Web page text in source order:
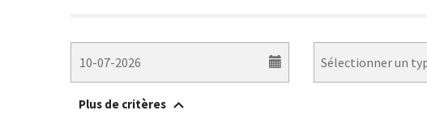
Plus de critères